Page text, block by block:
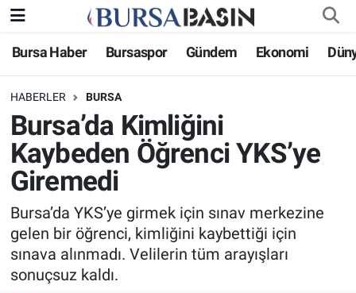
Bursa Haber Bursaspor Gündem Ekonomi
HABERLER BURSA
Bursa’da Kimliğini
Kaybeden Öğrenci YKS’ye
Giremedi
Bursa’da YKS’ye girmek için sınav merkezine
gelen bir öğrenci, kimliğini kaybettiği için
sınava alınmadı. Velilerin tüm arayışları
sonuçsuz kaldı.
Bursa Haber
Genel
Politika
Bilim, Teknoloji
KÜLTÜR-SANAT
Yerel
Bursa Nöbetçi Eczaneler
Bursa Hava Durumu
Bursa Namaz Vakitleri
Bursa Trafik Yoğunluk Haritası
Süper Lig Puan Durumu ve Fikstür
Tüm Manşetler